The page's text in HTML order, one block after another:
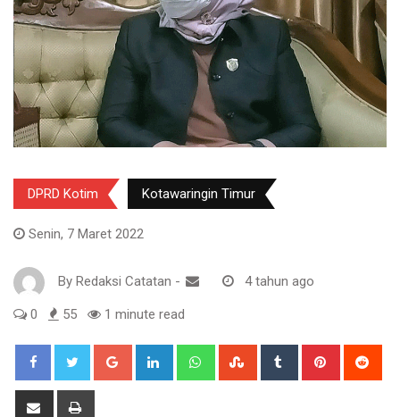
DPRD Kotim Kotawaringin Timur
Senin, 7 Maret 2022
By Redaksi Catatan - 4 tahun ago
0 55 1 minute read
Google+ LinkedIn WhatsappStumbleUpon
Tumblr Pinterest
Share